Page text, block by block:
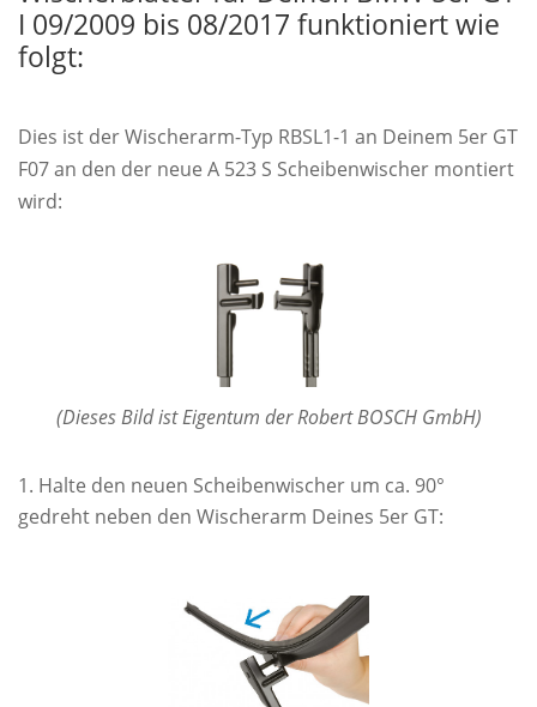
I 09/2009 bis 08/2017 funktioniert wie
folgt:
Dies ist der Wischerarm-Typ RBSL1-1 an Deinem 5er GT
F07 an den der neue A 523 S Scheibenwischer montiert
wird:
(Dieses Bild ist Eigentum der Robert BOSCH GmbH)
Halte den neuen Scheibenwischer um ca. 90°
gedreht neben den Wischerarm Deines 5er GT: